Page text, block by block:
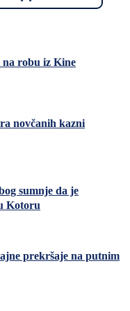
na robu iz Kine
novčanih kazni
sumnje da je
Kotoru
prekršaje na putnim